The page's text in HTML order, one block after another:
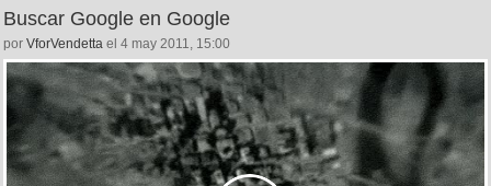
Buscar Google en Google
por VforVendetta el 4 may 2011, 15:00